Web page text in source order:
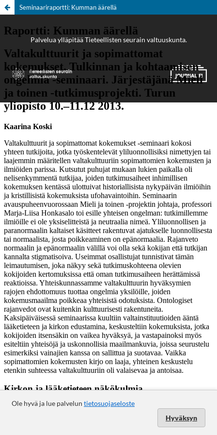
Seminaariraportti: Kumman äärellä
Ole hyvä ja lue palvelun tietosuojaseloste
Hyväksyn
Palvelua ylläpitääTieteellisten seurain valtuuskunta.